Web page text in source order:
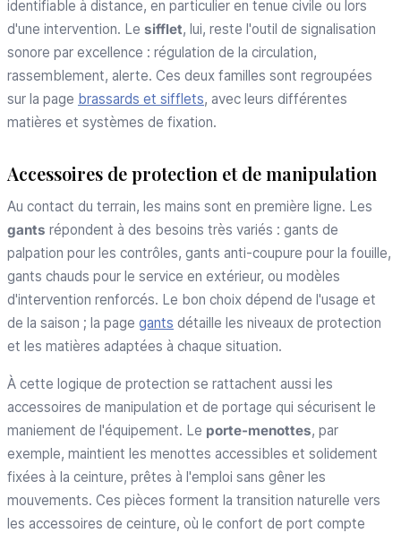
identifiable à distance, en particulier en tenue civile ou lors
d'une intervention. Le sifflet, lui, reste l'outil de signalisation
sonore par excellence : régulation de la circulation,
rassemblement, alerte. Ces deux familles sont regroupées
sur la page brassards et sifflets, avec leurs différentes
matières et systèmes de fixation.
Accessoires de protection et de manipulation
Au contact du terrain, les mains sont en première ligne. Les
gants répondent à des besoins très variés : gants de
palpation pour les contrôles, gants anti-coupure pour la fouille,
gants chauds pour le service en extérieur, ou modèles
d'intervention renforcés. Le bon choix dépend de l'usage et
de la saison ; la page gants détaille les niveaux de protection
et les matières adaptées à chaque situation.
À cette logique de protection se rattachent aussi les
accessoires de manipulation et de portage qui sécurisent le
maniement de l'équipement. Le porte-menottes, par
exemple, maintient les menottes accessibles et solidement
fixées à la ceinture, prêtes à l'emploi sans gêner les
mouvements. Ces pièces forment la transition naturelle vers
les accessoires de ceinture, où le confort de port compte